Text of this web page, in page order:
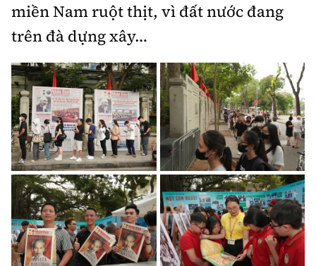
miền Nam ruột thịt, vì đất nước đang
trên đà dựng xây…